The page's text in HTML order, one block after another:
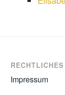
RECHTLICHES
Impressum